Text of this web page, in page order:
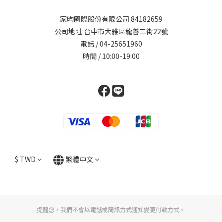
家昀國際股份有限公司 84182659
公司地址:台中市大雅區龍善二街22號
電話 / 04-25651960
時間 / 10:00-19:00
$ TWD 繁體中文
提醒您，我們不會以電話或簡訊方式通知變更付款方式。